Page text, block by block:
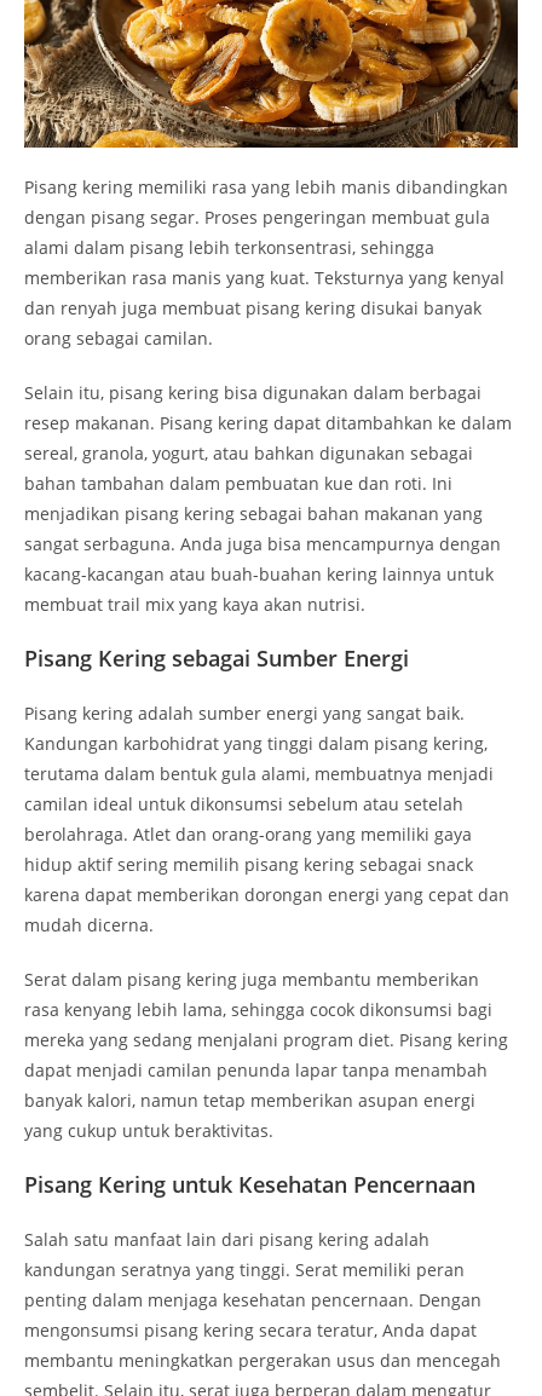
Pisang kering memiliki rasa yang lebih manis dibandingkan
dengan pisang segar. Proses pengeringan membuat gula
alami dalam pisang lebih terkonsentrasi, sehingga
memberikan rasa manis yang kuat. Teksturnya yang kenyal
dan renyah juga membuat pisang kering disukai banyak
orang sebagai camilan.
Selain itu, pisang kering bisa digunakan dalam berbagai
resep makanan. Pisang kering dapat ditambahkan ke dalam
sereal, granola, yogurt, atau bahkan digunakan sebagai
bahan tambahan dalam pembuatan kue dan roti. Ini
menjadikan pisang kering sebagai bahan makanan yang
sangat serbaguna. Anda juga bisa mencampurnya dengan
kacang-kacangan atau buah-buahan kering lainnya untuk
membuat trail mix yang kaya akan nutrisi.
Pisang Kering sebagai Sumber Energi
Pisang kering adalah sumber energi yang sangat baik.
Kandungan karbohidrat yang tinggi dalam pisang kering,
terutama dalam bentuk gula alami, membuatnya menjadi
camilan ideal untuk dikonsumsi sebelum atau setelah
berolahraga. Atlet dan orang-orang yang memiliki gaya
hidup aktif sering memilih pisang kering sebagai snack
karena dapat memberikan dorongan energi yang cepat dan
mudah dicerna.
Serat dalam pisang kering juga membantu memberikan
rasa kenyang lebih lama, sehingga cocok dikonsumsi bagi
mereka yang sedang menjalani program diet. Pisang kering
dapat menjadi camilan penunda lapar tanpa menambah
banyak kalori, namun tetap memberikan asupan energi
yang cukup untuk beraktivitas.
Pisang Kering untuk Kesehatan Pencernaan
Salah satu manfaat lain dari pisang kering adalah
kandungan seratnya yang tinggi. Serat memiliki peran
penting dalam menjaga kesehatan pencernaan. Dengan
mengonsumsi pisang kering secara teratur, Anda dapat
membantu meningkatkan pergerakan usus dan mencegah
sembelit. Selain itu, serat juga berperan dalam mengatur